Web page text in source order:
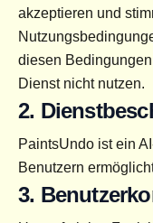
akzeptieren und
diesen
Dienst nicht nutzen.
2.
PaintsUndo ist ein
Benutzern
3.